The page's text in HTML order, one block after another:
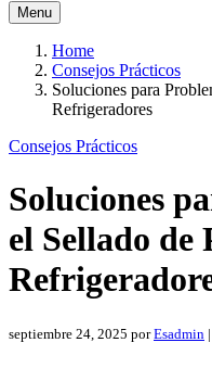
Menu
Home
Consejos Prácticos
Soluciones para
Refrigeradores
Consejos Prácticos
Soluciones
el Sellado de
septiembre 24, 2025 porEsadmin |